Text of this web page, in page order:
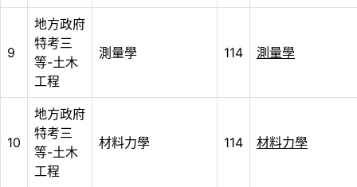
9
地方政府
特考三
等-土木
工程
測量學 114 測量學
10
地方政府
特考三
等-土木
工程
材料力學 114 材料力學